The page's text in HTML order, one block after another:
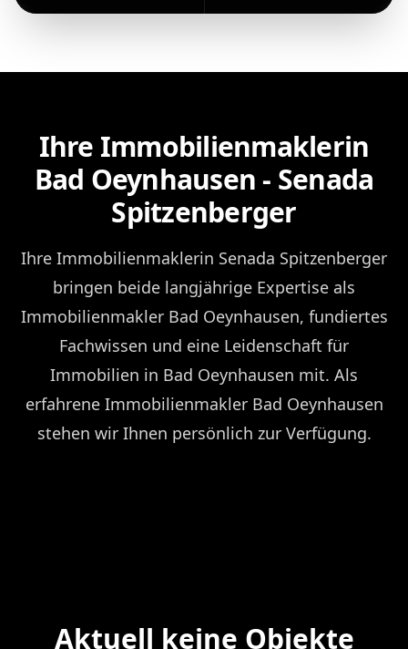
Ihre Immobilienmaklerin
Bad Oeynhausen - Senada
Spitzenberger
Ihre Immobilienmaklerin Senada Spitzenberger
bringen beide langjährige Expertise als
Immobilienmakler Bad Oeynhausen, fundiertes
Fachwissen und eine Leidenschaft für
Immobilien in Bad Oeynhausen mit. Als
erfahrene Immobilienmakler Bad Oeynhausen
stehen wir Ihnen persönlich zur Verfügung.
Aktuell keine Objekte